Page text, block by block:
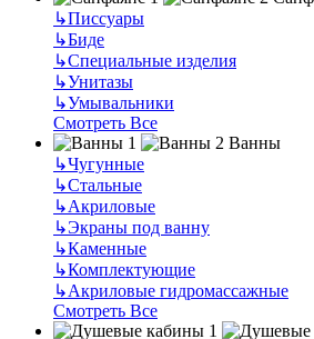
↳Писсуары
↳Биде
↳Специальные изделия
↳Унитазы
↳Умывальники
Смотреть Все
Ванны
↳Чугунные
↳Стальные
↳Акриловые
↳Экраны под ванну
↳Каменные
↳Комплектующие
↳Акриловые гидромассажные
Смотреть Все